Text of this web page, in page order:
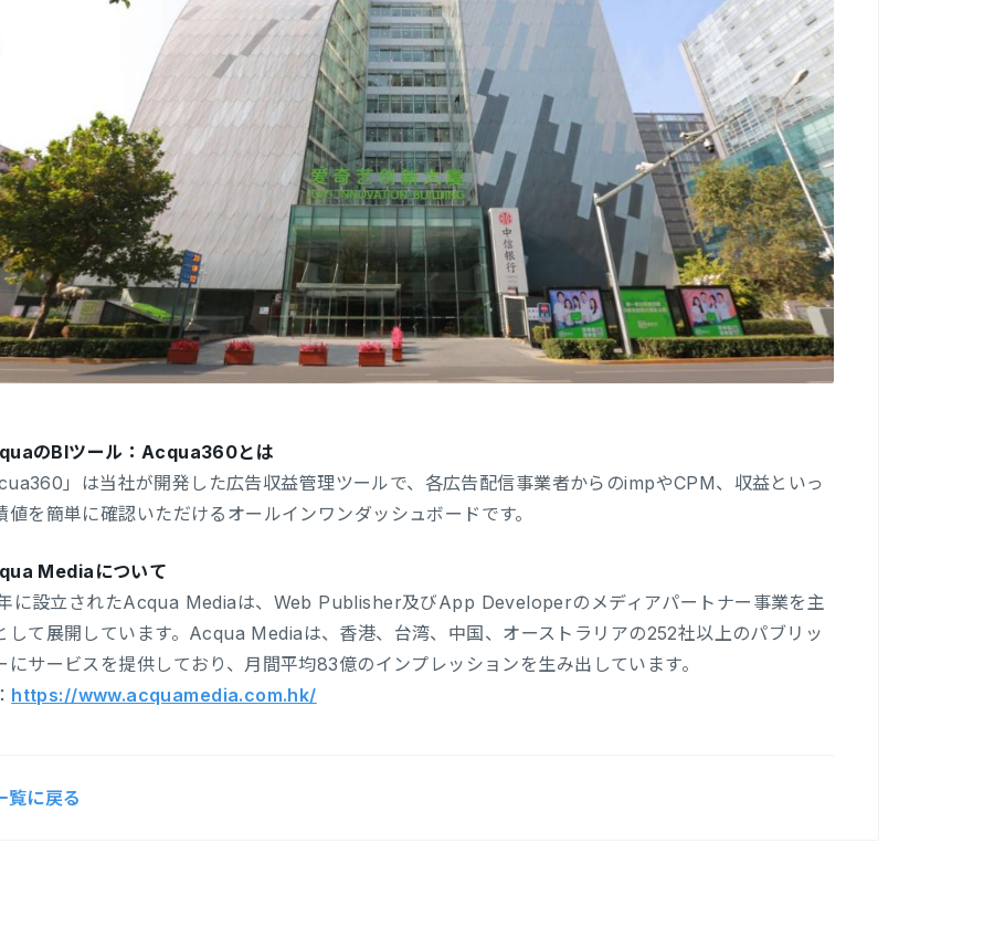
のBIツール：Acqua360とは
」は当社が開発した広告収益管理ツールで、各広告配信事業者からのimpやCPM、収益といっ
値を簡単に確認いただけるオールインワンダッシュボードです。
Mediaについて
に設立されたAcqua Mediaは、Web Publisher及びApp Developerのメディアパートナー事業を主
して展開しています。Acqua Mediaは、香港、台湾、中国、オーストラリアの252社以上のパブリッ
にサービスを提供しており、月間平均83億のインプレッションを生み出しています。
https://www.acquamedia.com.hk/
覧に戻る